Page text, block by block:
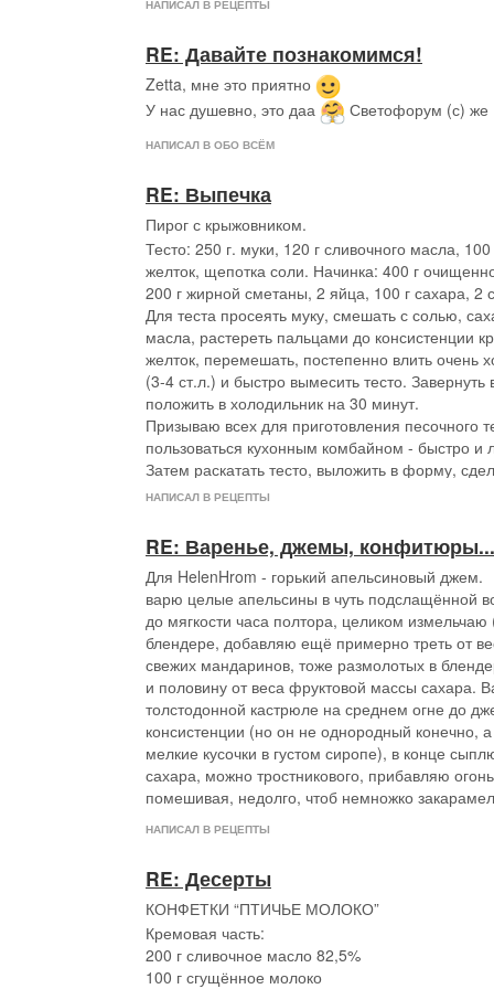
Ах да, если вы фрукты будете не вываливать, а
будет у вас совсем нереальная красота
Кстати, если вы опять же не ленивы или вам
десерт к примеру для пикника в парке, можно
пироги, они тоже чудесны (я делаю, но так как я
смазывала потом.
И ещё про фрукты. Мое ИМХО - самый вкусный
нектаринами и сливами примерно пополам, но
экспериментировать - добавить персики,
груши, ягоды. Из одних яблок-груш не советую,
вкусный пирог, но не тот, столько сока они не
Предупреждаю - абрикосы после тепловой
практически всегда кислят - аккуратно с ними.
с нектаринами - должны быть спелые. А если
лучше точечно россыпью,а ещё лучше не
сливы превосходный вариант
икра - этого достаточно.
креветок, но и сам по себе он совершенно
мой вкус конечно) - главное не переварить
Мне понравилось! Очень вкусная корочка,
захотелось соли немного побольше), не
немного удивительно для меня. Круто в общем,
Если кому интересно про подробности и ошибки:
Тесто замешала вчера в 15. Потом
подниматься начало вечером, часа в 22
подползает к полотенцу - переложила
немного подвинула. Видимо зря - есть
несколько сдулось вследствие этого. Утром
сверху корочка подсохла, плохое полотенце
Формировала я, следуя рекомендациям Оли о
подобии булки» и собственным
виде чиабатты - то есть никак
просто
прямоугольник.
Оля, какой консистенции у тебя тесто? Мне
мое жидковато - расползалось не стесняясь.
чашкой отмеряла воду и муку, но кажется, что
хватило. Ну и есть мысль, что я ее немного не
минут при 220), в следующий раз увеличу время.
Но даже со всеми но и если это отличная булка,
сколько труда на неё потрачено (в смысле
то просто феерично.
Спасибо, Оля! (И Джейми передай)!
НАПИСАЛ В РЕЦЕПТЫ
RE: Давайте познакомимся!
Zetta, мне это приятно
У нас душевно, это даа
Светофорум (с) же
НАПИСАЛ В ОБО ВСЁМ
RE: Выпечка
Пирог с крыжовником.
Тесто: 250 г. муки, 120 г сливочного масла, 100
желток, щепотка соли. Начинка: 400 г
200 г жирной сметаны, 2 яйца, 100 г сахара, 2
Для теста просеять муку, смешать с солью,
масла, растереть пальцами до консистенции
желток, перемешать, постепенно влить очень
(3-4 ст.л.) и быстро вымесить тесто. Завернуть
положить в холодильник на 30 минут.
Призываю всех для приготовления песочного
пользоваться кухонным комбайном - быстро и
Затем раскатать тесто, выложить в форму,
(довольно высокие, я бы сказала). В миске
Уложить на тесто крыжовник, залить
поставить в разогретую до 190 градусов
Горячим не советую, наоборот стоит даже
НАПИСАЛ В РЕЦЕПТЫ
RE: Варенье, джемы, конфитюры...
Для HelenHrom - горький апельсиновый джем.
варю целые апельсины в чуть подслащённой
до мягкости часа полтора, целиком измельчаю
блендере, добавляю ещё примерно треть от
свежих мандаринов, тоже размолотых в
и половину от веса фруктовой массы сахара.
толстодонной кастрюле на среднем огне до
консистенции (но он не однородный конечно,
мелкие кусочки в густом сиропе), в конце
сахара, можно тростникового, прибавляю
помешивая, недолго, чтоб немножко
НАПИСАЛ В РЕЦЕПТЫ
RE: Десерты
КОНФЕТКИ “ПТИЧЬЕ МОЛОКО”
Кремовая часть:
200 г сливочное масло 82,5%
100 г сгущённое молоко